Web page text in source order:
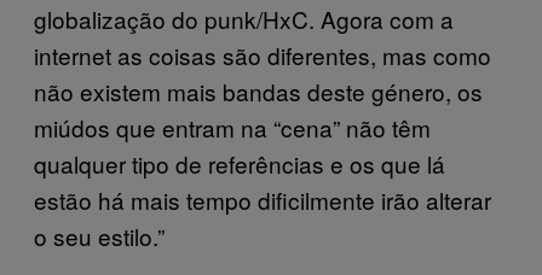
globalização do punk/HxC. Agora com a
internet as coisas são diferentes, mas como
não existem mais bandas deste género, os
miúdos que entram na “cena” não têm
qualquer tipo de referências e os que lá
estão há mais tempo dificilmente irão alterar
o seu estilo.”